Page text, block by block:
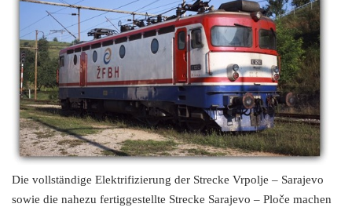
Die vollständige Elektrifizierung der Strecke Vrpolje – Sarajevo
sowie die nahezu fertiggestellte Strecke Sarajevo – Ploče machen